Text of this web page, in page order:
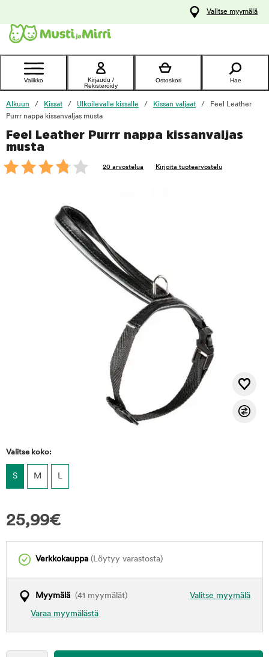
Ota yhteyttä
asiakaspalveluun
Valitse myymälä
Valikko
Kirjaudu /
Rekisteröidy
Ostoskori Hae
Alkuun Kissat Ulkoilevalle kissalle Kissan valjaat
Feel Leather
Purrr nappa kissanvaljas musta
Feel Leather Purrr nappa kissanvaljas
musta
20 arvostelua Kirjoita tuotearvostelu
Valitse koko:
S M L
25,99€
Verkkokauppa (Löytyy varastosta)
Valitse myymälä
Myymälä (41 myymälät)
Varaa myymälästä
foo